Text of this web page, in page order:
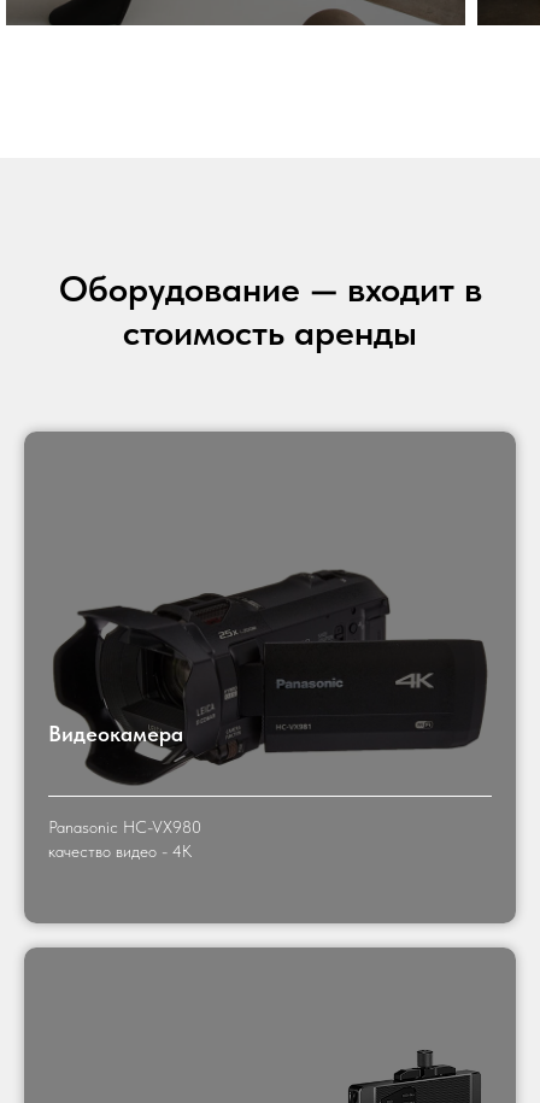
Оборудование — входит в
стоимость аренды
Видеокамера
Panasonic HC-VX980
качество видео - 4K